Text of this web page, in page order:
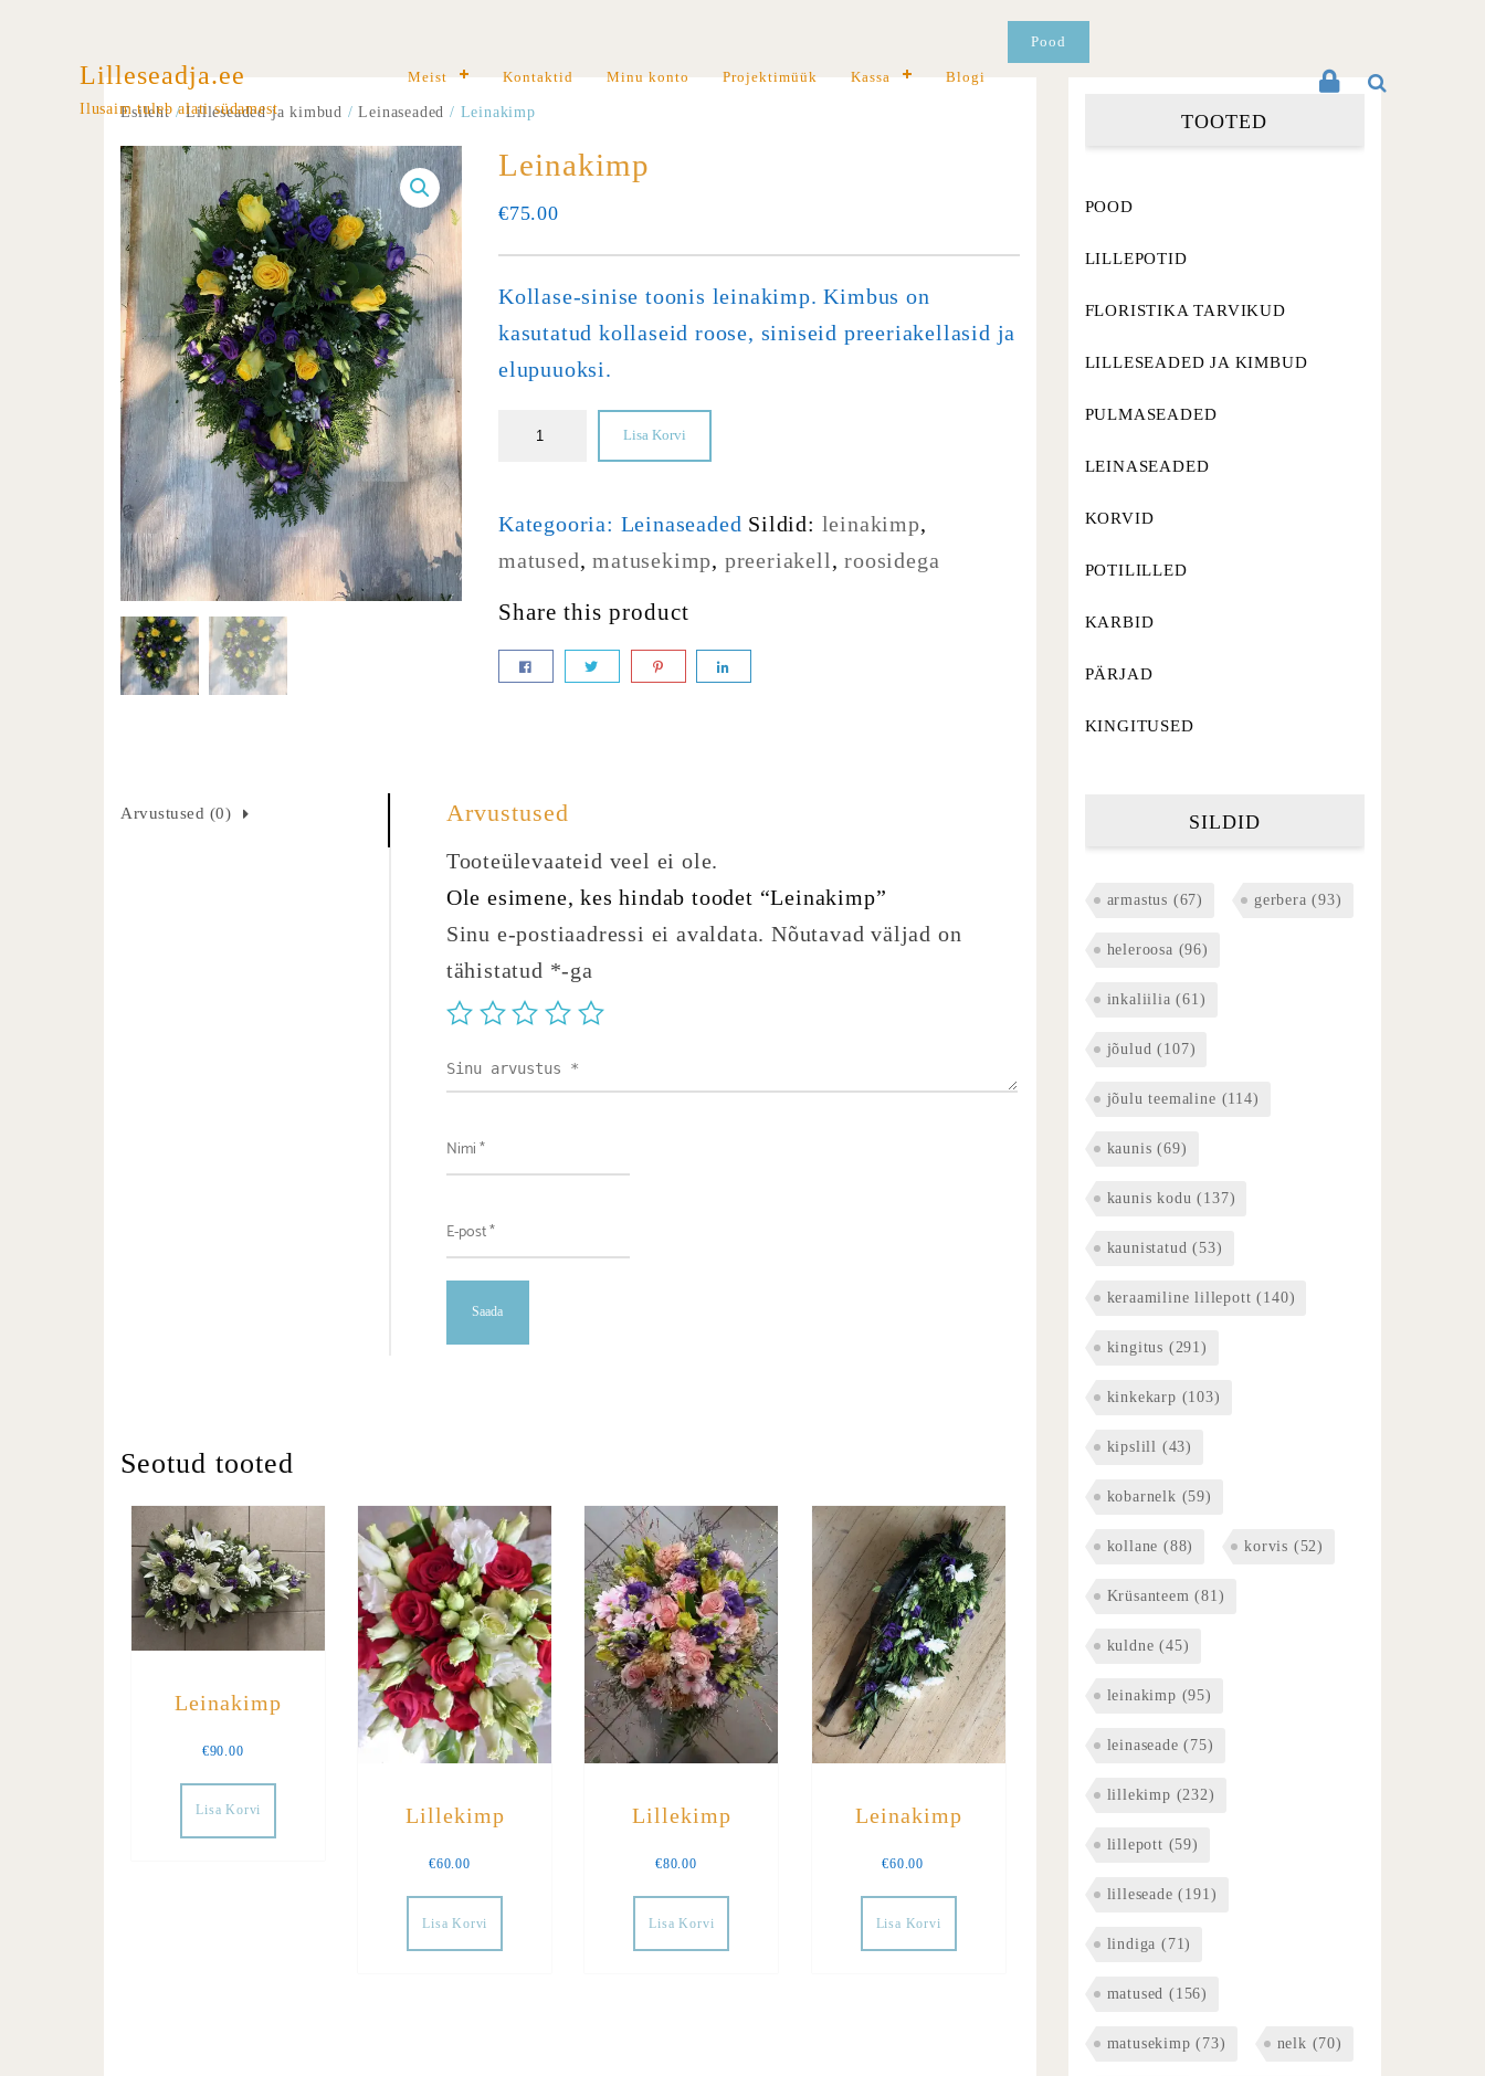
Lilleseadja.ee
Ilusaim tuleb alati südamest
Meist Kontaktid Minu konto Projektimüük Kassa Blogi
Pood
Esileht/Lilleseaded ja kimbud /Leinaseaded / Leinakimp
Leinakimp
€75.00
Kollase-sinise toonis leinakimp. Kimbus on
kasutatud kollaseid roose, siniseid preeriakellasid ja
elupuuoksi.
Lisa Korvi
Kategooria: Leinaseaded Sildid: leinakimp,
matused,matusekimp, preeriakell,roosidega
Share this product
Arvustused (0) Arvustused
Tooteülevaateid veel ei ole.
Ole esimene, kes hindab toodet “Leinakimp”
Sinu e-postiaadressi ei avaldata. Nõutavad väljad on
tähistatud *-ga
Seotud tooted
Leinakimp
€90.00
Lisa Korvi Lillekimp
€60.00
Lisa Korvi
Lillekimp
€80.00
Lisa Korvi
Leinakimp
€60.00
Lisa Korvi
TOOTED
POOD
LILLEPOTID
FLORISTIKA TARVIKUD
LILLESEADED JA KIMBUD
PULMASEADED
LEINASEADED
KORVID
POTILILLED
KARBID
PÄRJAD
KINGITUSED
SILDID
armastus (67) gerbera (93)
heleroosa (96)
inkaliilia (61)
jõulud (107)
jõulu teemaline (114)
kaunis (69)
kaunis kodu (137)
kaunistatud (53)
keraamiline lillepott (140)
kingitus (291)
kinkekarp (103)
kipslill (43)
kobarnelk (59)
kollane (88) korvis (52)
Krüsanteem (81)
kuldne (45)
leinakimp (95)
leinaseade (75)
lillekimp (232)
lillepott (59)
lilleseade (191)
lindiga (71)
matused (156)
matusekimp (73) nelk (70)